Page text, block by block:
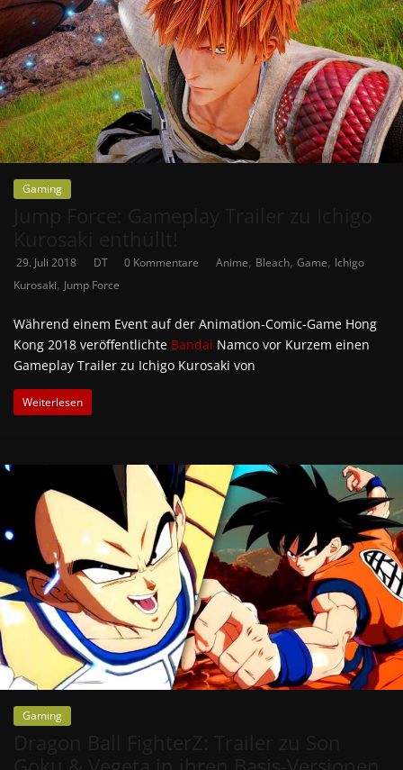
Gaming
29. Juli 2018 DT 0 Kommentare Anime, Bleach, Game, Ichigo
Kurosaki, Jump Force
Während einem Event auf der Animation-Comic-Game Hong
Kong 2018 veröffentlichte Bandai Namco vor Kurzem einen
Gameplay Trailer zu Ichigo Kurosaki von
Weiterlesen
Gaming